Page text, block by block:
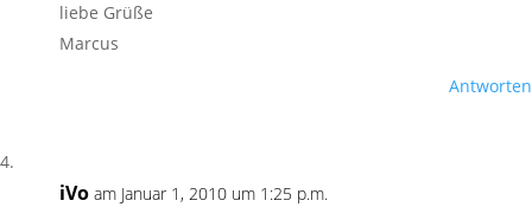
liebe Grüße
Marcus
Antworten
iVo am Januar 1, 2010 um 1:25 p.m.